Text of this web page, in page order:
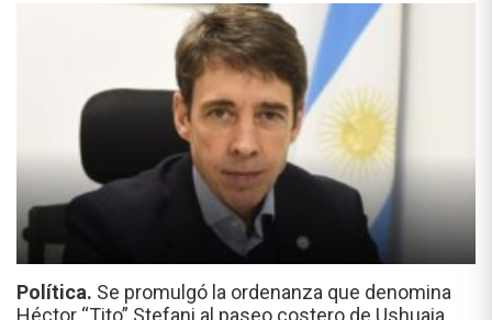
Política. Se promulgó la ordenanza que denomina